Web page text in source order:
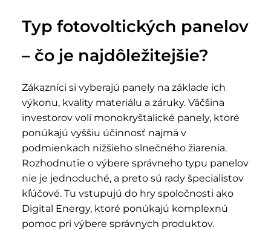
Typ fotovoltických panelov
– čo je najdôležitejšie?
Zákazníci si vyberajú panely na základe ich
výkonu, kvality materiálu a záruky. Väčšina
investorov volí monokryštalické panely, ktoré
ponúkajú vyššiu účinnosť najmä v
podmienkach nižšieho slnečného žiarenia.
Rozhodnutie o výbere správneho typu panelov
nie je jednoduché, a preto sú rady špecialistov
kľúčové. Tu vstupujú do hry spoločnosti ako
Digital Energy, ktoré ponúkajú komplexnú
pomoc pri výbere správnych produktov.